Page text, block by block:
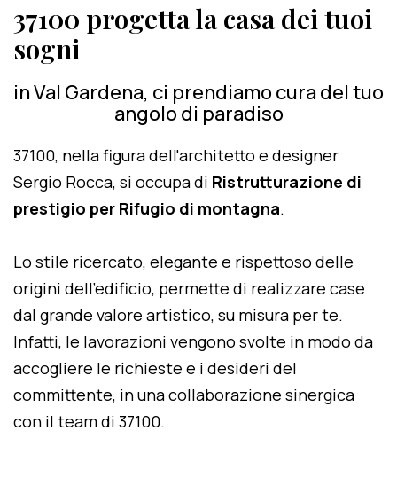
37100 progetta la casa dei tuoi
sogni
in Val Gardena, ci prendiamo cura del tuo
angolo di paradiso
37100, nella figura dell'architetto e designer
Sergio Rocca, si occupa di Ristrutturazione di
prestigio per Rifugio di montagna.
Lo stile ricercato, elegante e rispettoso delle
origini dell'edificio, permette di realizzare case
dal grande valore artistico, su misura per te.
Infatti, le lavorazioni vengono svolte in modo da
accogliere le richieste e i desideri del
committente, in una collaborazione sinergica
con il team di 37100.